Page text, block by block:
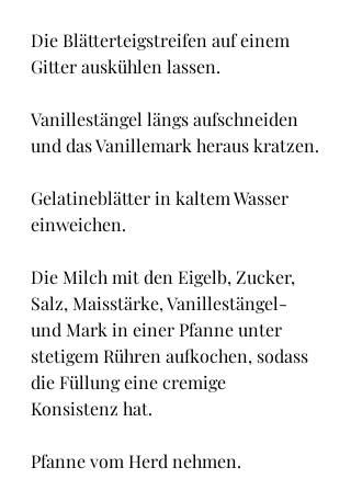
Die Blätterteigstreifen auf einem
Gitter auskühlen lassen.
Vanillestängel längs aufschneiden
und das Vanillemark heraus kratzen.
Gelatineblätter in kaltem Wasser
einweichen.
Die Milch mit den Eigelb, Zucker,
Salz, Maisstärke, Vanillestängel-
und Mark in einer Pfanne unter
stetigem Rühren aufkochen, sodass
die Füllung eine cremige
Konsistenz hat.
Pfanne vom Herd nehmen.